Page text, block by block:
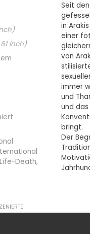
Seit
in
einer
von
immer
und
und
bringt.
Der
inch)
Death,